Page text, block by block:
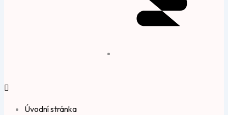
Úvodní stránka